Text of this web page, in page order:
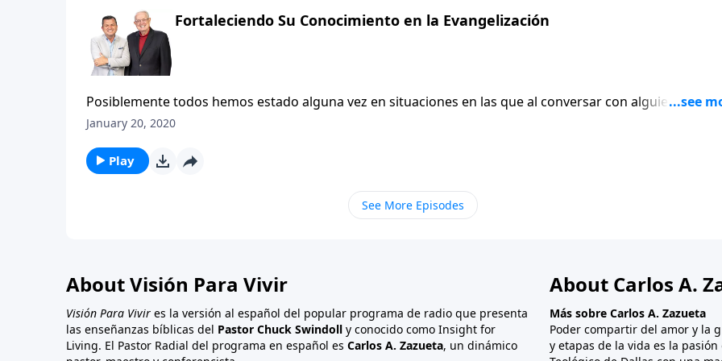
Fortaleciendo Su Conocimiento en la Evangelización
Posiblemente todos hemos estado alguna vez en situaciones en las que al conversar con alguien que
creyente surge el tema de la religión. Con cuanta frecuencia terminamos nuestra conversación
¿Cómo pude haber mostrado a Cristo a esa persona de una manera más comprensible? ¿Cómo podría
haber impedido que sonara tan santurrón o tan fuera de contacto con la realidad? Hechos capítulo 8
algunas respuestas para el evangelista aprehensivo.
January 20, 2020
Play
See More Episodes
About Visión Para Vivir
Visión Para Vivir es la versión al español del popular programa de radio que presenta
las enseñanzas bíblicas del Pastor Chuck Swindoll y conocido como Insight for
Living. El Pastor Radial del programa en español es Carlos A. Zazueta, un dinámico
About Carlos A.
Más sobre Carlos A. Zazueta
Poder compartir del amor y la
y etapas de la vida es la